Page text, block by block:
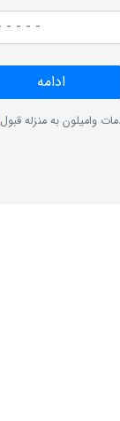
ادامه
وامیلون به منزله قبول